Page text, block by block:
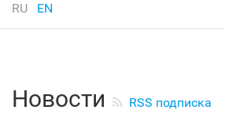
RU EN
Новости RSS подписка